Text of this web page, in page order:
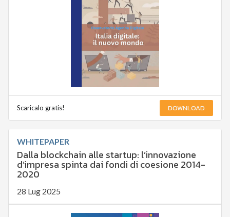
Scaricalo gratis! DOWNLOAD
WHITEPAPER
Dalla blockchain alle startup: l’innovazione
d’impresa spinta dai fondi di coesione 2014-
2020
28 Lug 2025